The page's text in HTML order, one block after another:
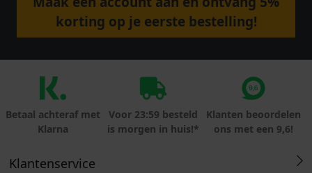
korting op je eerste bestelling!
Betaal achteraf met
Klarna
Voor 23:59 besteld
is morgen in huis!*
Klanten beoordelen
ons met een 9,6!
Klantenservice